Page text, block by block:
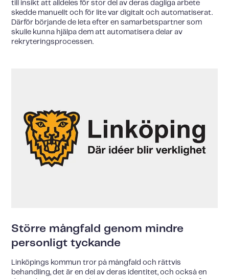
till insikt att alldeles för stor del av deras dagliga arbete
skedde manuellt och för lite var digitalt och automatiserat.
Därför börjande de leta efter en samarbetspartner som
skulle kunna hjälpa dem att automatisera delar av
rekryteringsprocessen.
Större mångfald genom mindre
personligt tyckande
Linköpings kommun tror på mångfald och rättvis
behandling, det är en del av deras identitet, och också en